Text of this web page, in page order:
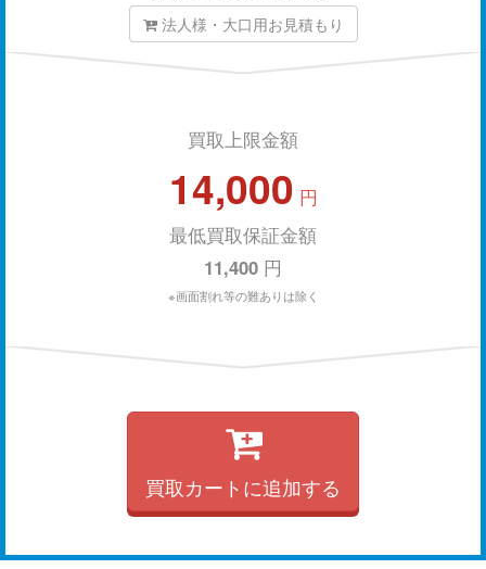
法人様・大口用お見積もり
買取上限金額
14,000 円
最低買取保証金額
11,400 円
※画面割れ等の難ありは除く
買取カートに追加する